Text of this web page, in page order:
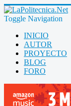
Toggle Navigation
INICIO
AUTOR
PROYECTO
BLOG
FORO